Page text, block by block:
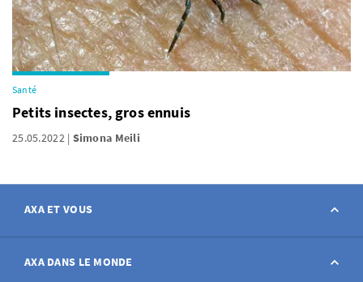
Santé
Petits insectes, gros ennuis
25.05.2022 Simona Meili
AXA ET VOUS
Contact
AXA DANS LE MONDE